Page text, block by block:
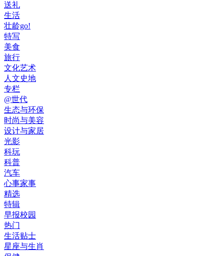
送礼
生活
壮龄go!
特写
美食
旅行
文化艺术
人文史地
专栏
@世代
生态与环保
时尚与美容
设计与家居
光影
科玩
科普
汽车
心事家事
精选
特辑
早报校园
热门
生活贴士
星座与生肖